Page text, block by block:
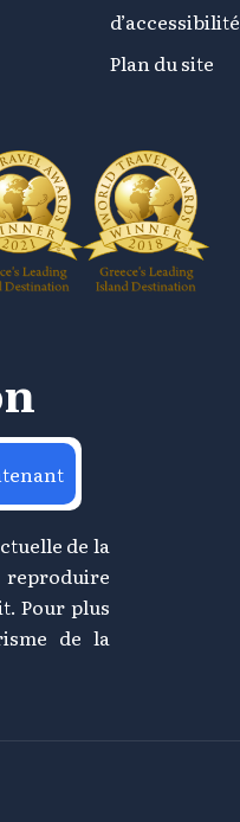
d’accessibilité
Plan du site
de la
Pour plus
de la